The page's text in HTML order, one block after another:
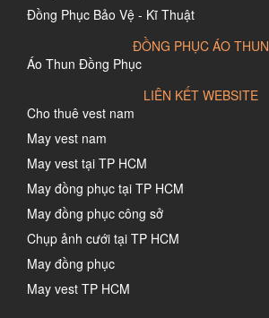
Đồng Phục Bảo Vệ - Kĩ Thuật
ĐỒNG PHỤC ÁO THUN
Áo Thun Đồng Phục
LIÊN KẾT WEBSITE
Cho thuê vest nam
May vest nam
May vest tại TP HCM
May đồng phục tại TP HCM
May đồng phục công sở
Chụp ảnh cưới tại TP HCM
May đồng phục
May vest TP HCM